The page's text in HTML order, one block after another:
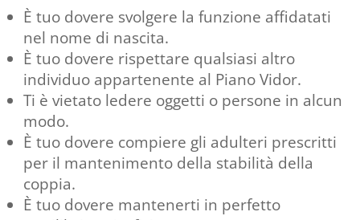
È tuo dovere svolgere la funzione affidatati
nel nome di nascita.
È tuo dovere rispettare qualsiasi altro
individuo appartenente al Piano Vidor.
Ti è vietato ledere oggetti o persone in alcun
modo.
È tuo dovere compiere gli adulteri prescritti
per il mantenimento della stabilità della
coppia.
È tuo dovere mantenerti in perfetto